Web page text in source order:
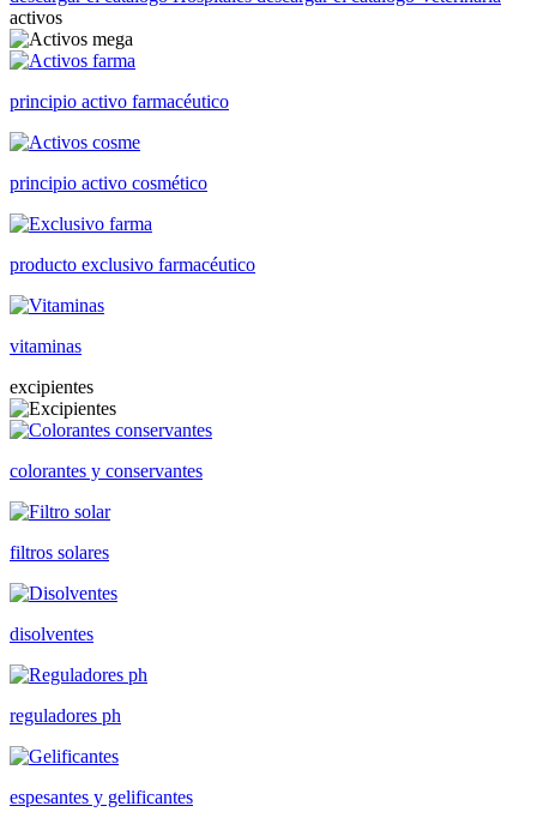
activos
principio activo farmacéutico
principio activo cosmético
producto exclusivo farmacéutico
vitaminas
excipientes
colorantes y conservantes
filtros solares
disolventes
reguladores ph
espesantes y gelificantes